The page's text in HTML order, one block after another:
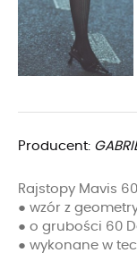
Producent:
Rajstopy Mavis
● wzór z
● o grubości 60
● wykonane w